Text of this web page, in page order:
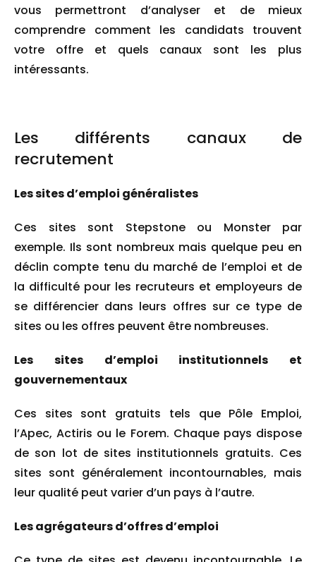
vous permettront d’analyser et de mieux
comprendre comment les candidats trouvent
votre offre et quels canaux sont les plus
intéressants.
Les différents canaux de
recrutement
Les sites d’emploi généralistes
Ces sites sont Stepstone ou Monster par
exemple. Ils sont nombreux mais quelque peu en
déclin compte tenu du marché de l’emploi et de
la difficulté pour les recruteurs et employeurs de
se différencier dans leurs offres sur ce type de
sites ou les offres peuvent être nombreuses.
Les sites d’emploi institutionnels et
gouvernementaux
Ces sites sont gratuits tels que Pôle Emploi,
l’Apec, Actiris ou le Forem. Chaque pays dispose
de son lot de sites institutionnels gratuits. Ces
sites sont généralement incontournables, mais
leur qualité peut varier d’un pays à l’autre.
Les agrégateurs d’offres d’emploi